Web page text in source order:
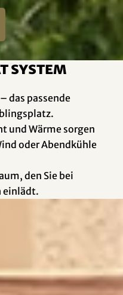
System
das passende
und Wärme sorgen
oder Abendkühle
den Sie bei
einlädt.